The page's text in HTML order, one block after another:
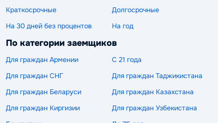
Краткосрочные
Долгосрочные
На 30 дней без процентов
На год
По категории заемщиков
Для граждан Армении
С 21 года
Для граждан СНГ
Для граждан Таджикистана
Для граждан Беларуси
Для граждан Казахстана
Для граждан Киргизии
Для граждан Узбекистана